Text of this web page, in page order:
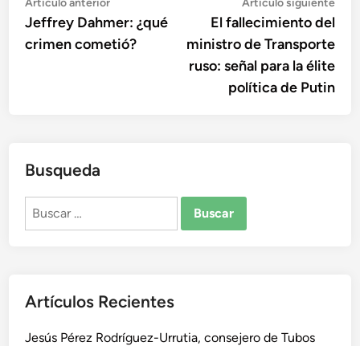
de
entradas
Artículo anterior
anterior:
Jeffrey Dahmer: ¿qué
crimen cometió?
Artículo siguiente
El fallecimiento del
ministro de Transporte
ruso: señal para la élite
política de Putin
Busqueda
Buscar:
Artículos Recientes
Jesús Pérez Rodríguez-Urrutia, consejero de Tubos